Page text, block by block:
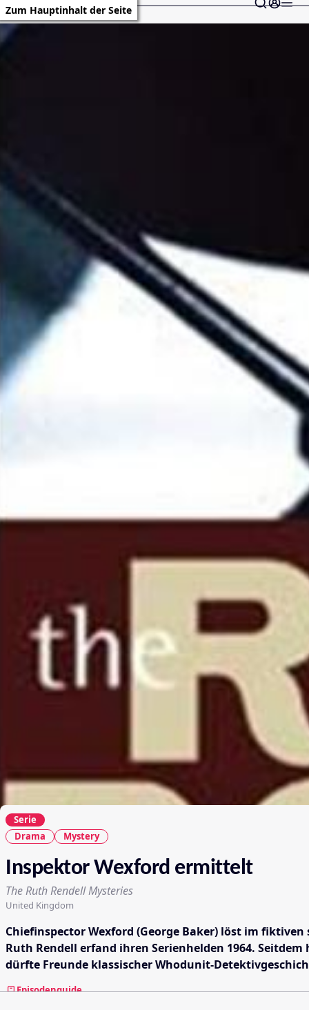
Zum Hauptinhalt der Seite
Serie
Drama
Mystery
Inspektor Wexford ermittelt
The Ruth Rendell Mysteries
United Kingdom
Chiefinspector Wexford (George Baker) löst im
Ruth Rendell erfand ihren Serienhelden 1964.
dürfte Freunde klassischer Whodunit-
Episodenguide